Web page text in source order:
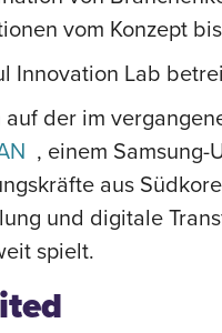
vom Konzept
Innovation Lab
der im
, einem
aus
und digitale
spielt.